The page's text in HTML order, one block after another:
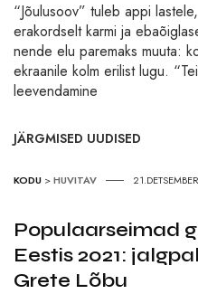
“Jõulusoov” tuleb appi
erakordselt karmi ja
nende elu paremaks muuta:
ekraanile kolm erilist lugu.
leevendamine
JÄRGMISED UUDISED
KODU >HUVITAV
Populaarseimad
Eestis 2021:
Grete Lõbu